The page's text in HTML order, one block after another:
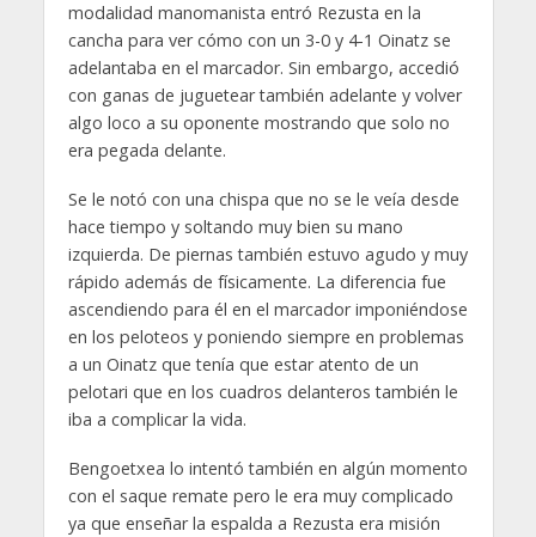
modalidad manomanista entró Rezusta en la
cancha para ver cómo con un 3-0 y 4-1 Oinatz se
adelantaba en el marcador. Sin embargo, accedió
con ganas de juguetear también adelante y volver
algo loco a su oponente mostrando que solo no
era pegada delante.
Se le notó con una chispa que no se le veía desde
hace tiempo y soltando muy bien su mano
izquierda. De piernas también estuvo agudo y muy
rápido además de físicamente. La diferencia fue
ascendiendo para él en el marcador imponiéndose
en los peloteos y poniendo siempre en problemas
a un Oinatz que tenía que estar atento de un
pelotari que en los cuadros delanteros también le
iba a complicar la vida.
Bengoetxea lo intentó también en algún momento
con el saque remate pero le era muy complicado
ya que enseñar la espalda a Rezusta era misión